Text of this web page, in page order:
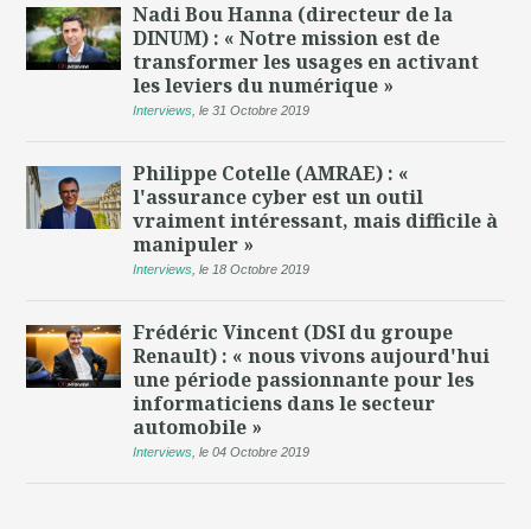
Nadi Bou Hanna (directeur de la
DINUM) : « Notre mission est de
transformer les usages en activant
les leviers du numérique »
Interviews ,le 31 Octobre 2019
Philippe Cotelle (AMRAE) : «
l'assurance cyber est un outil
vraiment intéressant, mais difficile à
manipuler »
Interviews ,le 18 Octobre 2019
Frédéric Vincent (DSI du groupe
Renault) : « nous vivons aujourd'hui
une période passionnante pour les
informaticiens dans le secteur
automobile »
Interviews ,le 04 Octobre 2019